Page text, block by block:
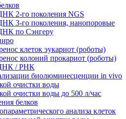
2-го поколения NGS
3-го поколения, нанопоровые
по Сэнгеру
клеток эукариот (роботы)
колоний прокариот (роботы)
/ РНК
биолюминесценции in vivo
очистки воды
очистки воды до 500 л/час
белков
анализа клеток